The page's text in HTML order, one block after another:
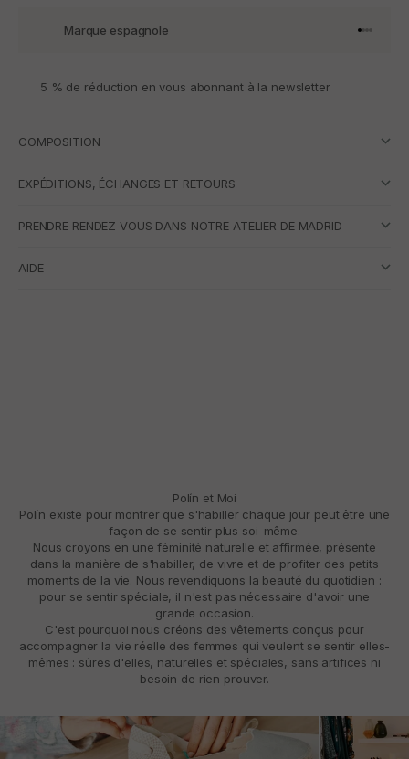
Marque espagnole Aller à
Aller à
Aller à
Aller
5 % de réduction en vous abonnant à la newsletter
COMPOSITION
EXPÉDITIONS, ÉCHANGES ET RETOURS
PRENDRE RENDEZ-VOUS DANS NOTRE ATELIER DE MADRID
AIDE
Polín et Moi
Polín existe pour montrer que s'habiller chaque jour peut être une
façon de se sentir plus soi-même.
Nous croyons en une féminité naturelle et affirmée, présente
dans la manière de s'habiller, de vivre et de profiter des petits
moments de la vie. Nous revendiquons la beauté du quotidien :
pour se sentir spéciale, il n'est pas nécessaire d'avoir une
grande occasion.
C'est pourquoi nous créons des vêtements conçus pour
accompagner la vie réelle des femmes qui veulent se sentir elles-
mêmes : sûres d'elles, naturelles et spéciales, sans artifices ni
besoin de rien prouver.